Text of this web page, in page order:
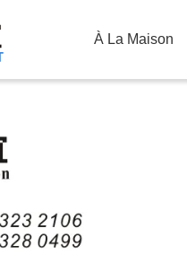
À La Maison